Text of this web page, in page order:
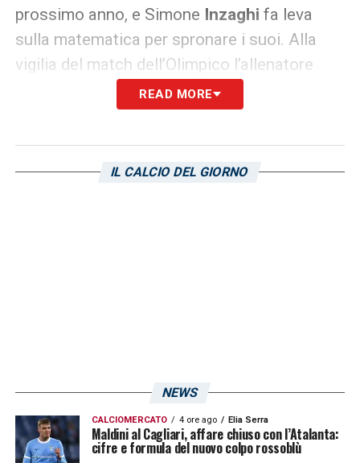
prossimo anno, e Simone Inzaghi fa leva
sulla matematica per spronare i suoi. Alla
vigilia del match dell’Olimpico l’allenatore
biancoceleste parla così ai microfoni di
Lazio Style Channel: «Fa piacere raggiungere
quattro anni è un traguardo importante che
STREAMING E DIRETTA TV
READ MORE
IL CALCIO DEL GIORNO
NEWS
CALCIOMERCATO 4 ore ago Elia Serra
Maldini al Cagliari, affare chiuso con l’Atalanta:
cifre e formula del nuovo colpo rossoblù